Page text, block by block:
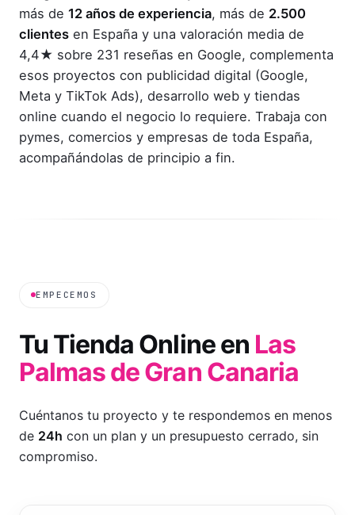
más de 12 años de experiencia, más de 2.500
clientes en España y una valoración media de
4,4★ sobre 231 reseñas en Google, complementa
esos proyectos con publicidad digital (Google,
Meta y TikTok Ads), desarrollo web y tiendas
online cuando el negocio lo requiere. Trabaja con
pymes, comercios y empresas de toda España,
acompañándolas de principio a fin.
EMPECEMOS
Tu Tienda Onlineen Las
Palmas de Gran Canaria
Cuéntanos tu proyecto y te respondemos en menos
de 24h con un plan y un presupuesto cerrado, sin
compromiso.